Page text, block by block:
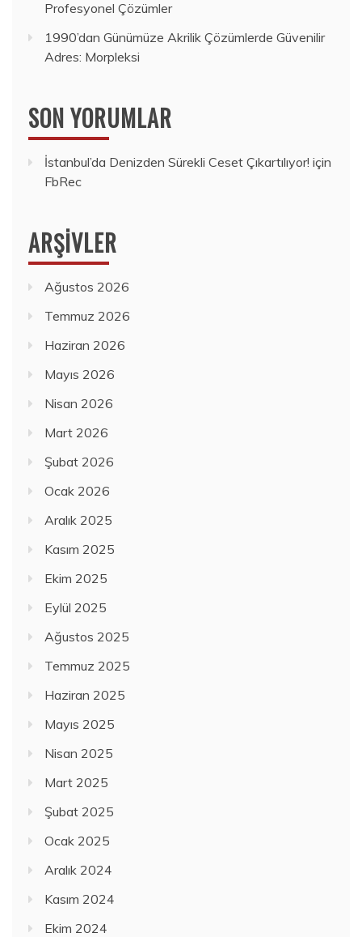
Profesyonel Çözümler
1990’dan Günümüze Akrilik Çözümlerde Güvenilir
Adres: Morpleksi
SON YORUMLAR
İstanbul’da Denizden Sürekli Ceset Çıkartılıyor! için
FbRec
ARŞIVLER
Ağustos 2026
Temmuz 2026
Haziran 2026
Mayıs 2026
Nisan 2026
Mart 2026
Şubat 2026
Ocak 2026
Aralık 2025
Kasım 2025
Ekim 2025
Eylül 2025
Ağustos 2025
Temmuz 2025
Haziran 2025
Mayıs 2025
Nisan 2025
Mart 2025
Şubat 2025
Ocak 2025
Aralık 2024
Kasım 2024
Ekim 2024